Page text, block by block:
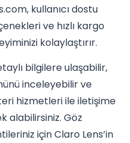
kullanıcı dostu
ve hızlı kargo
kolaylaştırır.
bilgilere ulaşabilir,
inceleyebilir ve
hizmetleri ile iletişime
alabilirsiniz. Göz
için Claro Lens’in